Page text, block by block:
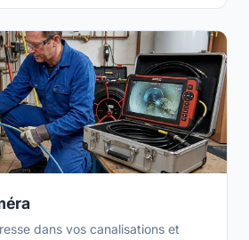
dans vos canalisations et